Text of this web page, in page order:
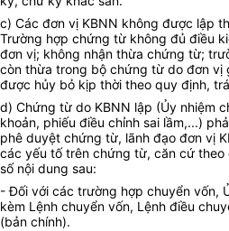
c) Các đơn vị KBNN không được lập
Trường hợp chứng từ không đủ điều
đơn vị; không nhận thừa chứng từ;
còn thừa trong bộ chứng từ do đơn vị
được hủy bỏ kịp thời theo quy định,
d) Chứng từ do KBNN lập (Ủy nhiệm
khoản, phiếu điều chỉnh sai lầm,...)
phê duyệt chứng từ, lãnh đạo đơn vị
các yếu tố trên chứng từ, căn cứ
số nội dung sau:
- Đối với các trường hợp chuyển vốn,
kèm Lệnh chuyển vốn, Lệnh điều
(bản chính).